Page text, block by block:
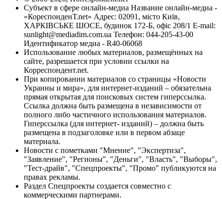
Субъект в сфере онлайн-медиа Название онлайн-медиа -
«КореспонденТ.net» Адрес: 02091, місто Київ,
ХАРКІВСЬКЕ ШОСЕ, будинок 172-Б, офіс 208/1 E-mail:
sunlight@mediadim.com.ua Телефон: 044-205-43-00
Идентификатор медиа - R40-06068
Использование любых материалов, размещённых на
сайте, разрешается при условии ссылки на
Корреспондент.net.
При копировании материалов со страницы «Новости
Украины и мира», для интернет-изданий – обязательна
прямая открытая для поисковых систем гиперссылка.
Ссылка должна быть размещена в независимости от
полного либо частичного использования материалов.
Гиперссылка (для интернет- изданий) – должна быть
размещена в подзаголовке или в первом абзаце
материала.
Новости с пометками "Мнение", "Экспертиза",
"Заявление", "Регионы", "Деньги", "Власть", "Выборы",
"Тест-драйв", "Спецпроекты", "Промо" публикуются на
правах рекламы.
Раздел Спецпроекты создается совместно с
коммерческими партнерами.